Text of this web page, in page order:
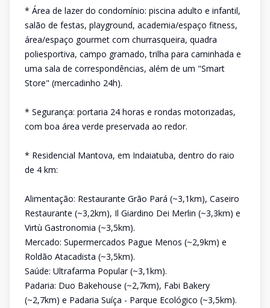
* Área de lazer do condomínio: piscina adulto e infantil,
salão de festas, playground, academia/espaço fitness,
área/espaço gourmet com churrasqueira, quadra
poliesportiva, campo gramado, trilha para caminhada e
uma sala de correspondências, além de um "Smart
Store" (mercadinho 24h).
* Segurança: portaria 24 horas e rondas motorizadas,
com boa área verde preservada ao redor.
* Residencial Mantova, em Indaiatuba, dentro do raio
de 4 km:
Alimentação: Restaurante Grão Pará (~3,1km), Caseiro
Restaurante (~3,2km), Il Giardino Dei Merlin (~3,3km) e
Virtù Gastronomia (~3,5km).
Mercado: Supermercados Pague Menos (~2,9km) e
Roldão Atacadista (~3,5km).
Saúde: Ultrafarma Popular (~3,1km).
Padaria: Duo Bakehouse (~2,7km), Fabi Bakery
(~2,7km) e Padaria Suíça - Parque Ecológico (~3,5km).